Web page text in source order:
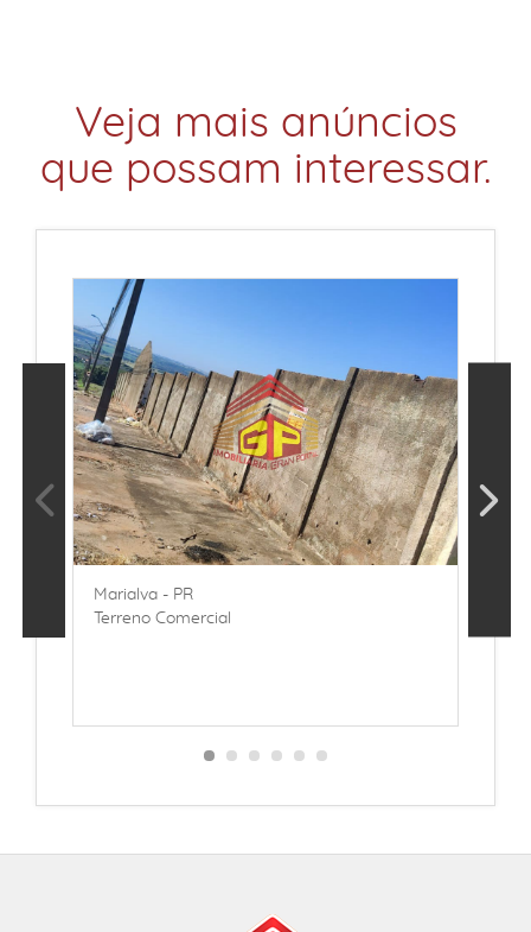
Veja mais anúncios
que possam interessar.
Marialva - PR
Terreno Comercial